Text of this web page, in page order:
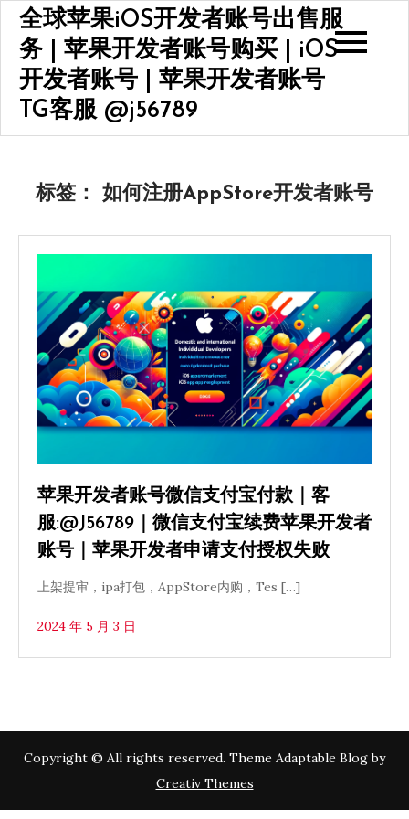
Skip
content
全球苹果iOS开发者账号出售服
务 | 苹果开发者账号购买 | iOS
开发者账号 | 苹果开发者账号
TG客服 @j56789
标签： 如何注册AppStore开发者账号
苹果开发者账号微信支付宝付款｜客
服:@J56789｜微信支付宝续费苹果开发者
账号｜苹果开发者申请支付授权失败
上架提审，ipa打包，AppStore内购，Tes […]
2024 年 5 月 3 日
Copyright © All rights reserved. Theme Adaptable Blog by
Creativ Themes